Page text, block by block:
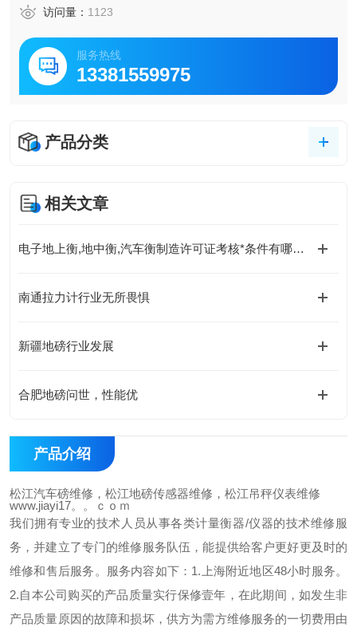
访问量： 1123
服务热线
13381559975
产品分类
相关文章
电子地上衡,地中衡,汽车衡制造许可证考核*条件有哪些？
南通拉力计行业无所畏惧
新疆地磅行业发展
合肥地磅问世，性能优
产品介绍
松江汽车磅维修，松江地磅传感器维修，松江吊秤仪表维修
www.jiayi17。。ｃｏｍ
我们拥有专业的技术人员从事各类计量衡器/仪器的技术维修服
务，并建立了专门的维修服务队伍，能提供给客户更好更及时的
维修和售后服务。服务内容如下：1.上海附近地区48小时服务。
2.自本公司购买的产品质量实行保修壹年，在此期间，如发生非
产品质量原因的故障和损坏，供方为需方维修服务的一切费用由